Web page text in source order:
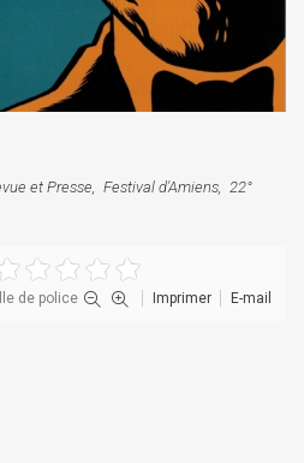
et Presse Festival d'Amiens 22°
de police Imprimer E-mail